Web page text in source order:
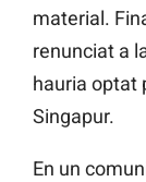
material.
renunciat a
hauria optat
Singapur.
En un